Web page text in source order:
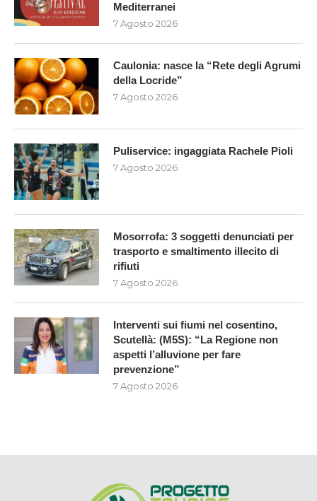
Mediterranei
7 Agosto 2026
Caulonia: nasce la “Rete degli Agrumi
della Locride”
7 Agosto 2026
Puliservice: ingaggiata Rachele Pioli
7 Agosto 2026
Mosorrofa: 3 soggetti denunciati per
trasporto e smaltimento illecito di
rifiuti
7 Agosto 2026
Interventi sui fiumi nel cosentino,
Scutellà: (M5S): “La Regione non
aspetti l’alluvione per fare
prevenzione”
7 Agosto 2026